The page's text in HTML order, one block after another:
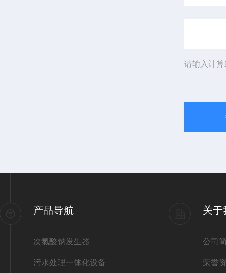
请输入计
产品导航
次氯酸钠发生器
污水处理一体化设备
关于
公司
荣誉